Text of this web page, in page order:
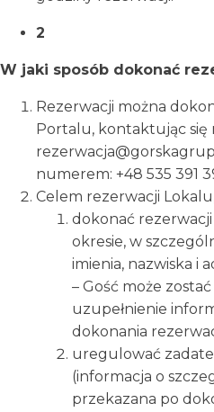
2
W jaki sposób dokonać
Rezerwacji można
Portalu, kontaktując się
numerem: +48 535 391
Celem rezerwacji
dokonać
okresie, w
imienia, nazwiska i
– Gość może
uzupełnienie
dokonania
uregulować
(informacja o
przekazana po